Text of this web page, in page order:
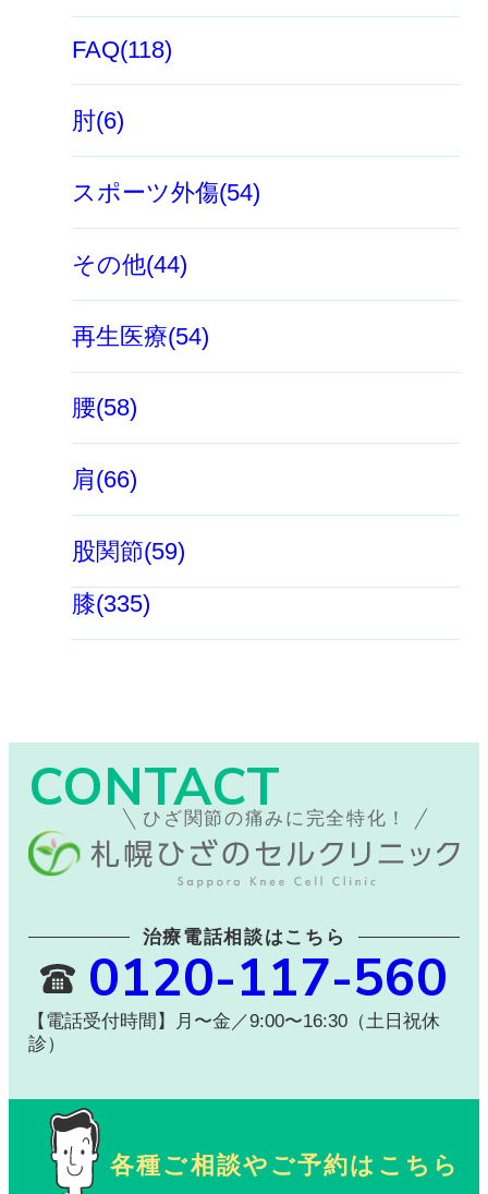
FAQ(118)
肘(6)
スポーツ外傷(54)
その他(44)
再生医療(54)
腰(58)
肩(66)
股関節(59)
膝(335)
CONTACT
ひざ関節の痛みに完全特化！
治療電話相談はこちら
0120-117-560
【電話受付時間】月〜金／9:00〜16:30（土日祝休
診）
各種ご相談やご予約はこちら